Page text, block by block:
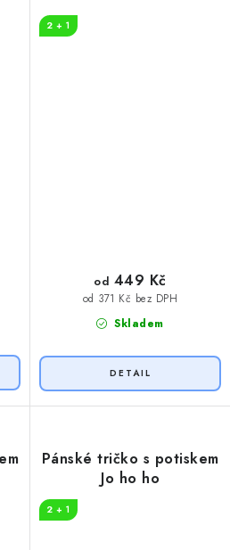
2 + 1
Skladem
od 371 Kč bez DPH
od 449 Kč
Pánské tričko s potiskem
Jo ho ho
2 + 1